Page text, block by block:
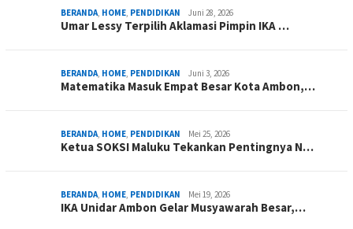
BERANDA HOME PENDIDIKAN Juni 28, 2026
Umar Lessy Terpilih Aklamasi Pimpin IKA …
BERANDA HOME PENDIDIKAN Juni 3, 2026
Matematika Masuk Empat Besar Kota Ambon,…
BERANDA HOME PENDIDIKAN Mei 25, 2026
Ketua SOKSI Maluku Tekankan Pentingnya N…
BERANDA HOME PENDIDIKAN Mei 19, 2026
IKA Unidar Ambon Gelar Musyawarah Besar,…